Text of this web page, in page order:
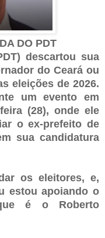
DO PDT
descartou sua
do Ceará ou
eleições de 2026.
um evento em
(28), onde ele
o ex-prefeito de
sua candidatura
os eleitores, e,
estou apoiando o
é o Roberto